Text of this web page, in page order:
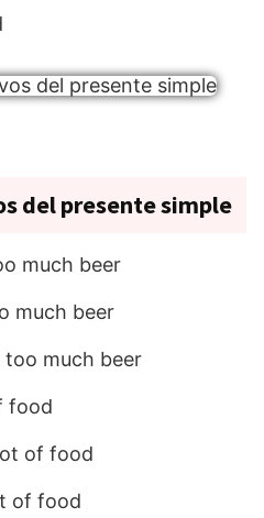
del presente simple
much beer
much beer
too much beer
food
of food
of food